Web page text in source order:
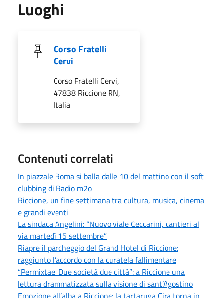
Luoghi
Corso Fratelli
Cervi
Corso Fratelli Cervi,
47838 Riccione RN,
Italia
Contenuti correlati
In piazzale Roma si balla dalle 10 del mattino con il soft
clubbing di Radio m2o
Riccione, un fine settimana tra cultura, musica, cinema
e grandi eventi
La sindaca Angelini: “Nuovo viale Ceccarini, cantieri al
via martedì 15 settembre”
Riapre il parcheggio del Grand Hotel di Riccione:
raggiunto l’accordo con la curatela fallimentare
“Permixtae. Due società due città”: a Riccione una
lettura drammatizzata sulla visione di sant’Agostino
Emozione all’alba a Riccione: la tartaruga Cira torna in